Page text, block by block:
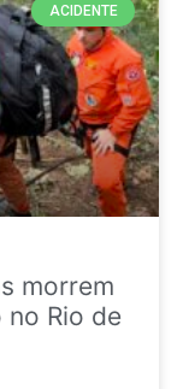
ACIDENTE
morrem
Rio de